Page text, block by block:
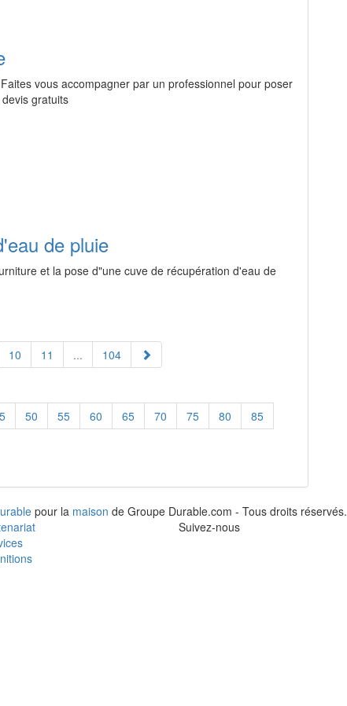
vous accompagner par un professionnel pour poser
gratuits
de pluie
et la pose d"une cuve de récupération d'eau de
10 11 ... 104
50 55 60 65 70 75 80
85
pour la maison de Groupe Durable.com - Tous droits réservés.
Suivez-nous